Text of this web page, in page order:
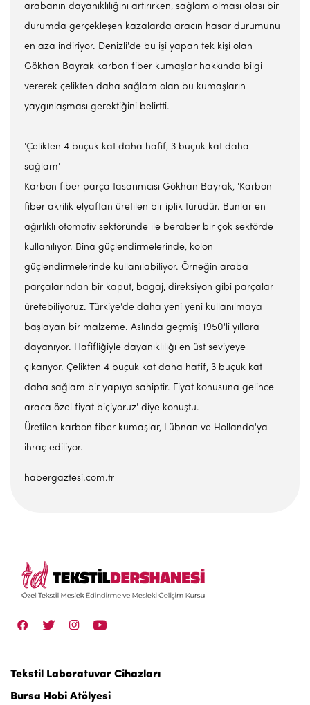
arabanın dayanıklılığını artırırken, sağlam olması olası bir
durumda gerçekleşen kazalarda aracın hasar durumunu
en aza indiriyor. Denizli'de bu işi yapan tek kişi olan
Gökhan Bayrak karbon fiber kumaşlar hakkında bilgi
vererek çelikten daha sağlam olan bu kumaşların
yaygınlaşması gerektiğini belirtti.
'Çelikten 4 buçuk kat daha hafif, 3 buçuk kat daha
sağlam'
Karbon fiber parça tasarımcısı Gökhan Bayrak, 'Karbon
fiber akrilik elyaftan üretilen bir iplik türüdür. Bunlar en
ağırlıklı otomotiv sektöründe ile beraber bir çok sektörde
kullanılıyor. Bina güçlendirmelerinde, kolon
güçlendirmelerinde kullanılabiliyor. Örneğin araba
parçalarından bir kaput, bagaj, direksiyon gibi parçalar
üretebiliyoruz. Türkiye'de daha yeni yeni kullanılmaya
başlayan bir malzeme. Aslında geçmişi 1950'li yıllara
dayanıyor. Hafifliğiyle dayanıklılığı en üst seviyeye
çıkarıyor. Çelikten 4 buçuk kat daha hafif, 3 buçuk kat
daha sağlam bir yapıya sahiptir. Fiyat konusuna gelince
araca özel fiyat biçiyoruz' diye konuştu.
Üretilen karbon fiber kumaşlar, Lübnan ve Hollanda'ya
ihraç ediliyor.
habergaztesi.com.tr
Tekstil Laboratuvar Cihazları
Bursa Hobi Atölyesi